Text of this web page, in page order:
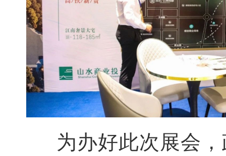
为办好此次展会，